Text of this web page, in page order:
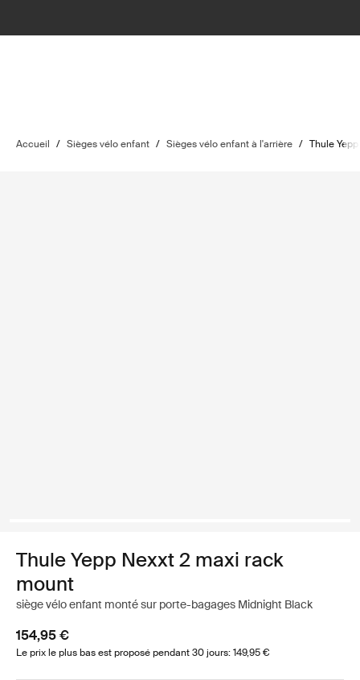
Accueil / Sièges vélo enfant / Sièges vélo enfant à l'arrière / Thule
Thule Yepp Nexxt 2 maxi rack
mount
siège vélo enfant monté sur porte-bagages Midnight Black
154,95 €
Le prix le plus bas est proposé pendant 30 jours: 149,95 €